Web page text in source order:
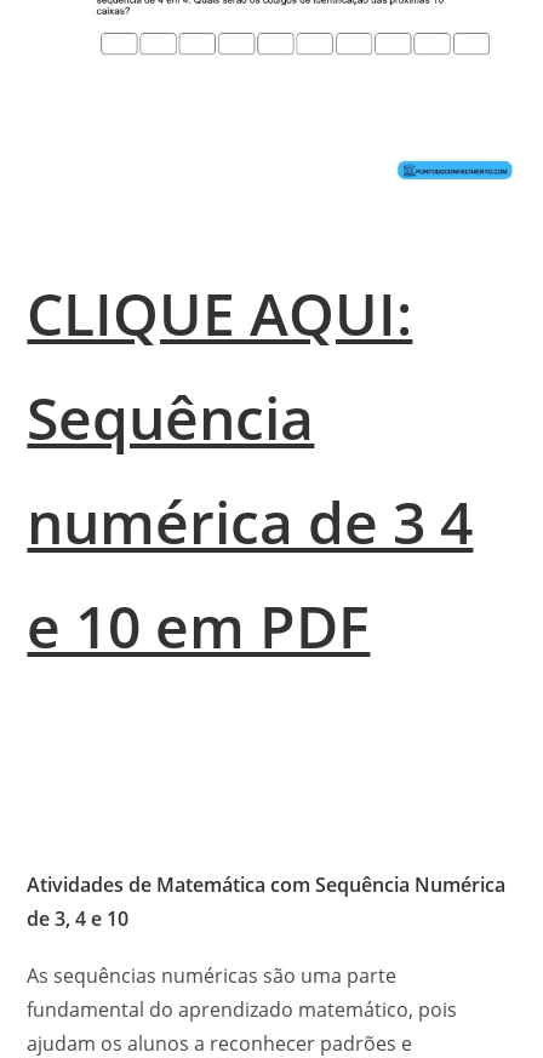
CLIQUE AQUI:
Sequência
numérica de 3 4
e 10 em PDF
Atividades de Matemática com Sequência Numérica
de 3, 4 e 10
As sequências numéricas são uma parte
fundamental do aprendizado matemático, pois
ajudam os alunos a reconhecer padrões e